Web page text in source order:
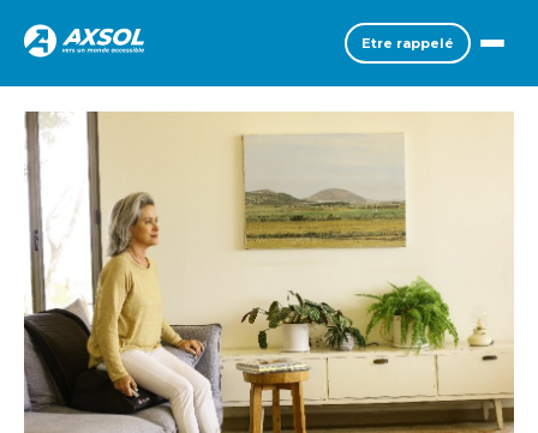
Etre rappelé